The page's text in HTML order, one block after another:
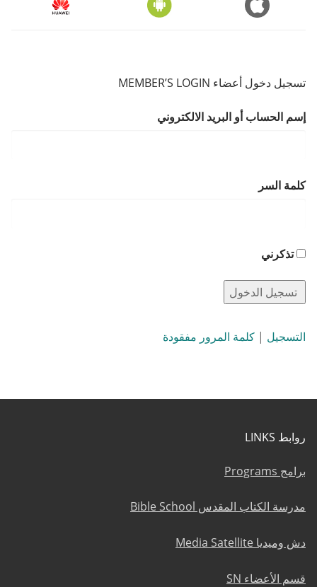
تسجيل دخول أعضاء MEMBER’S LOGIN
إسم الحساب أو البريد الالكتروني
كلمة السر
تذكرني
التسجيل | كلمة المرور مفقودة
روابط LINKS
برامج Programs
مدرسة الكتاب المقدس Bible School
دش وميديا Media Satellite
قسم الأعضاء SN